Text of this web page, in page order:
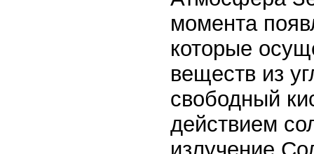
момента
которые
веществ из
свободный
действием